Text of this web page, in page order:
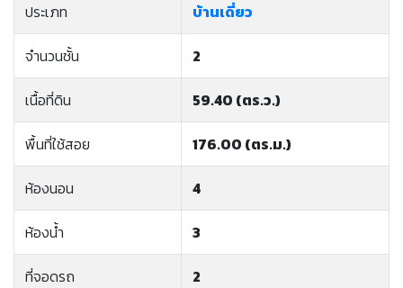
ประเภท บ้านเดี่ยว
จำนวนชั้น 2
เนื้อที่ดิน 59.40 (ตร.ว.)
พื้นที่ใช้สอย 176.00 (ตร.ม.)
ห้องนอน 4
ห้องน้ำ 3
ที่จอดรถ 2